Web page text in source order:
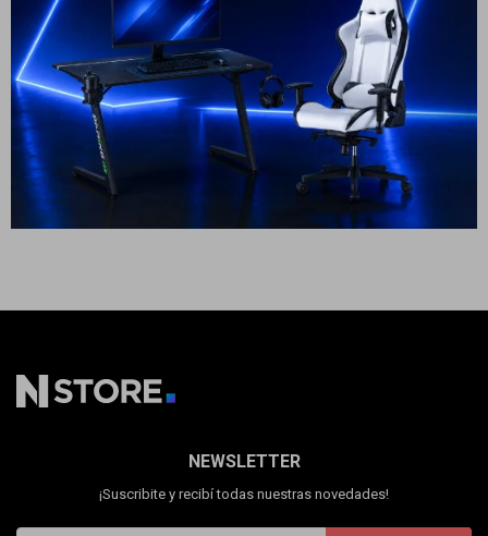
Batidora Smartlife Planetaria
USD 239
USD 199 USD179
GARANTÍA: 2 AÑOS
ENVÍO A TODO EL PAÍS
Batidora Philips Daily
Collection HR3745/00
USD
USD 99 USD
GARANTÍA: 2 AÑOS
ENVÍO A TODO EL PAÍS
NEWSLETTER
¡Suscribite y recibí todas nuestras novedades!
Cuenta